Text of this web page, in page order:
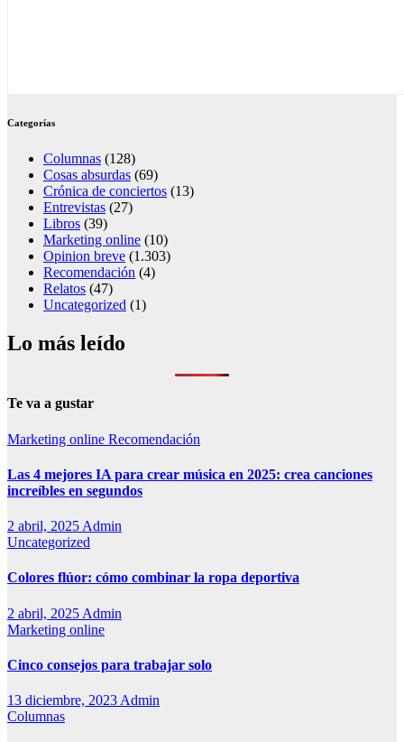
Categorías
Columnas (128)
Cosas absurdas (69)
Crónica de conciertos (13)
Entrevistas (27)
Libros (39)
Marketing online (10)
Opinion breve (1.303)
Recomendación (4)
Relatos (47)
Uncategorized (1)
Lo más leído
Te va a gustar
Marketing online Recomendación
Las 4 mejores IA para crear música en 2025: crea canciones
increíbles en segundos
2 abril, 2025 Admin
Uncategorized
Colores flúor: cómo combinar la ropa deportiva
2 abril, 2025 Admin
Marketing online
Cinco consejos para trabajar solo
13 diciembre, 2023 Admin
Columnas